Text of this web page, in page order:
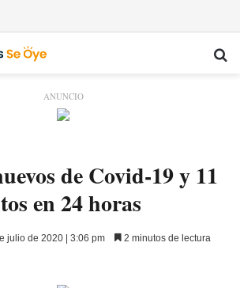
ANUNCIO
de Covid-19 y 11
en 24 horas
julio de 2020 | 3:06 pm 2 minutos de lectura